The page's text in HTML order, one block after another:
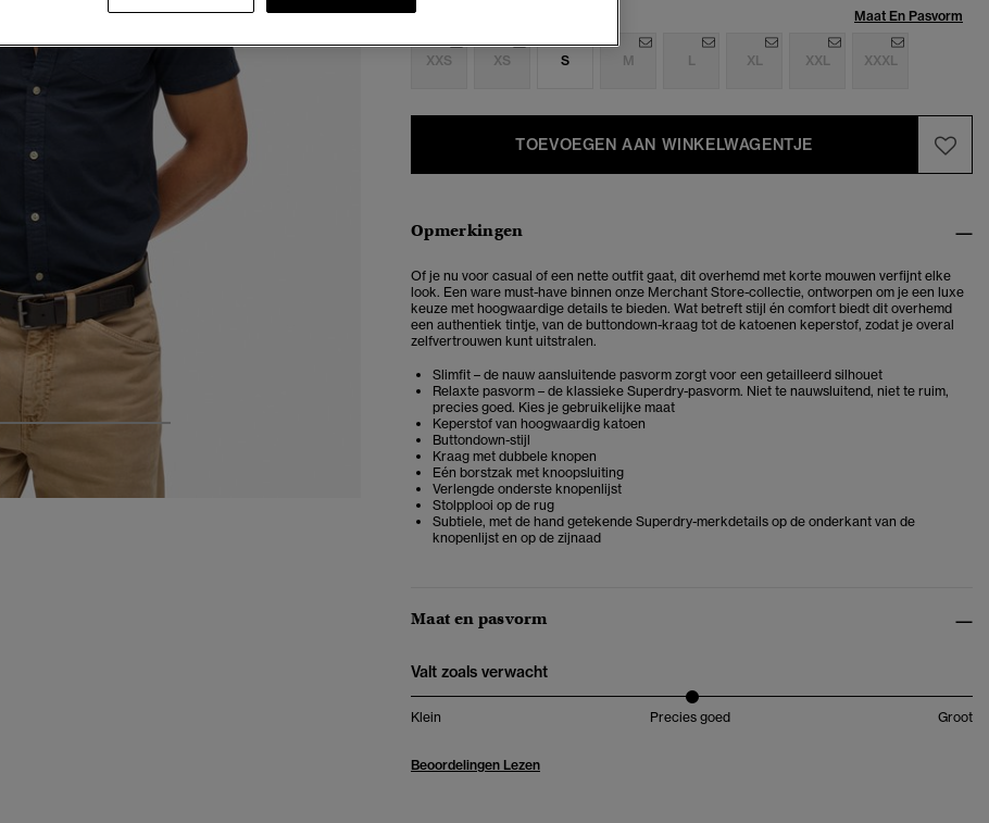
Selecteren Maat: Maat En Pasvorm
XXS XS S M L XL XXL XXXL
TOEVOEGEN AAN WINKELWAGENTJE
Opmerkingen
Of je nu voor casual of een nette outfit gaat, dit overhemd met korte mouwen verfijnt elke
look. Een ware must-have binnen onze Merchant Store-collectie, ontworpen om je een luxe
keuze met hoogwaardige details te bieden. Wat betreft stijl én comfort biedt dit overhemd
een authentiek tintje, van de buttondown-kraag tot de katoenen keperstof, zodat je overal
zelfvertrouwen kunt uitstralen.
Slimfit – de nauw aansluitende pasvorm zorgt voor een getailleerd silhouet
Relaxte pasvorm – de klassieke Superdry-pasvorm. Niet te nauwsluitend, niet te ruim,
precies goed. Kies je gebruikelijke maat
Keperstof van hoogwaardig katoen
Buttondown-stijl
Kraag met dubbele knopen
Eén borstzak met knoopsluiting
Verlengde onderste knopenlijst
Stolpplooi op de rug
Subtiele, met de hand getekende Superdry-merkdetails op de onderkant van de
knopenlijst en op de zijnaad
Maat en pasvorm
Valt zoals verwacht
Klein Precies goed Groot
Beoordelingen Lezen